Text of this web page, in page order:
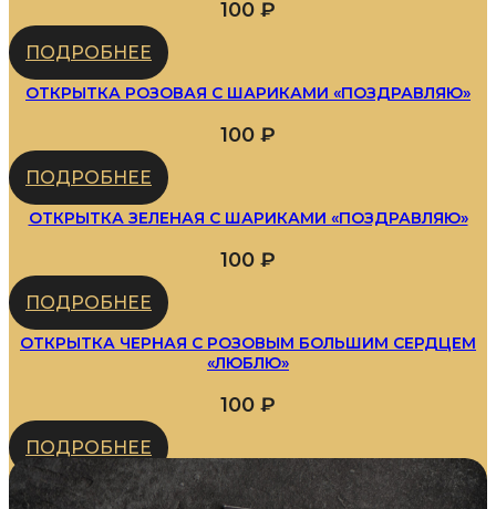
100 ₽
ПОДРОБНЕЕ
ОТКРЫТКА РОЗОВАЯ С ШАРИКАМИ «ПОЗДРАВЛЯЮ»
100 ₽
ПОДРОБНЕЕ
ОТКРЫТКА ЗЕЛЕНАЯ С ШАРИКАМИ «ПОЗДРАВЛЯЮ»
100 ₽
ПОДРОБНЕЕ
ОТКРЫТКА ЧЕРНАЯ С РОЗОВЫМ БОЛЬШИМ СЕРДЦЕМ
«ЛЮБЛЮ»
100 ₽
ПОДРОБНЕЕ